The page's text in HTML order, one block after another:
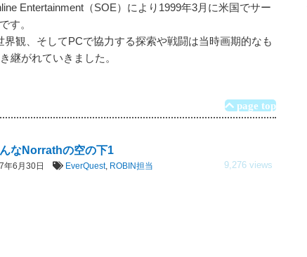
Entertainment（SOE）により1999年3月に米国でサー
す。
観、そしてPCで協力する探索や戦闘は当時画期的なも
継がれていきました。
page top
なNorrathの空の下1
年6月30日 EverQuest, ROBIN担当 9,276 views